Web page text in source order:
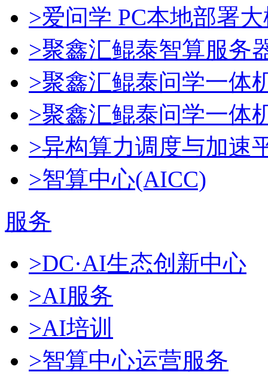
>爱问学 PC本地部署
>聚鑫汇鲲泰智算服务
>聚鑫汇鲲泰问学一体
>聚鑫汇鲲泰问学一体
>异构算力调度与加速
>智算中心(AICC)
服务
>DC·AI生态创新中心
>AI服务
>AI培训
>智算中心运营服务